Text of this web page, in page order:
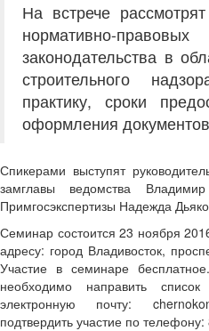
На встрече
нормативно-
законодательства в
строительного
практику, сроки
оформления
Спикерами выступят
замглавы ведомства
Примгосэкспертизы Надежда
Семинар состоится 23 ноября
адресу: город Владивосток,
Участие в семинаре
необходимо направить
электронную почту:
подтвердить участие по